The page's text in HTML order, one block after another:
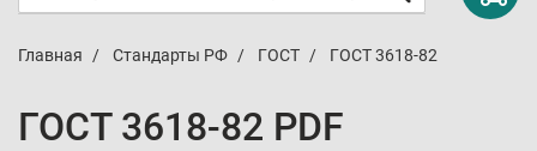
Главная Стандарты РФ ГОСТ ГОСТ 3618-82
ГОСТ 3618-82 PDF